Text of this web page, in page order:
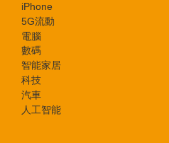
iPhone
5G流動
電腦
數碼
智能家居
科技
汽車
人工智能